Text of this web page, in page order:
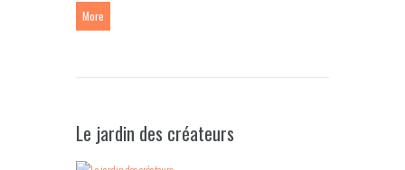
More
Le jardin des créateurs